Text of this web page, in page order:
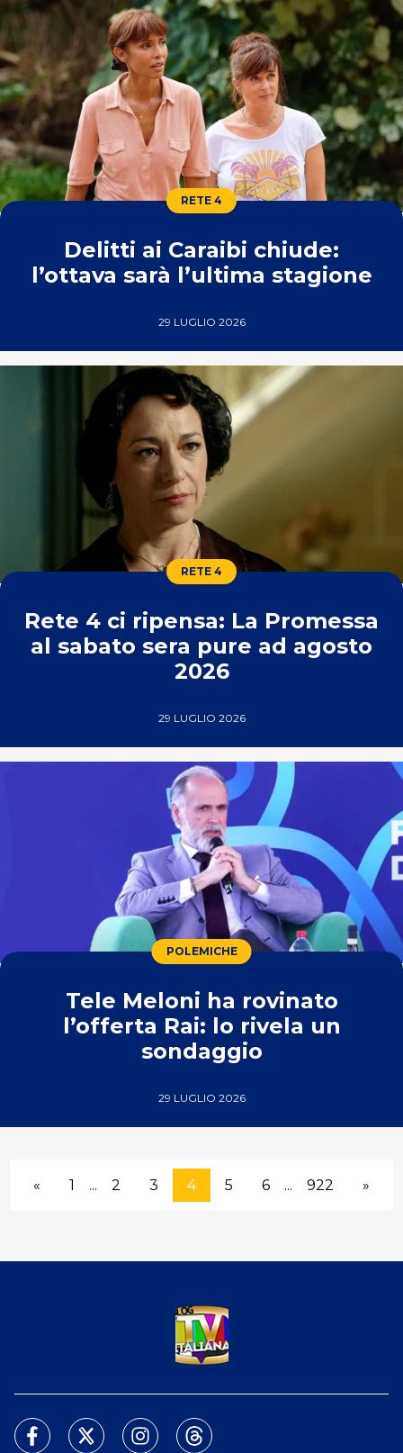
RETE 4
Delitti ai Caraibi chiude:
l’ottava sarà l’ultima stagione
29 LUGLIO 2026
RETE 4
Rete 4 ci ripensa: La Promessa
al sabato sera pure ad agosto
2026
29 LUGLIO 2026
POLEMICHE
Tele Meloni ha rovinato
l’offerta Rai: lo rivela un
sondaggio
29 LUGLIO 2026
« 1 ... 2 3 4 5 6 ... 922 »